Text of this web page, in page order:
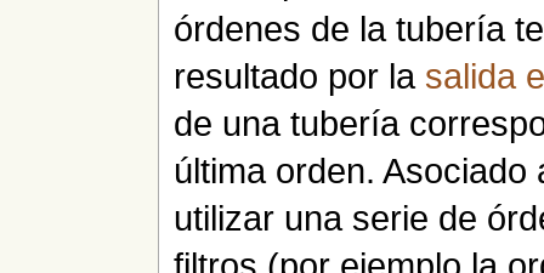
órdenes de la tubería
resultado por la salida
de una tubería
última orden.
utilizar una serie de